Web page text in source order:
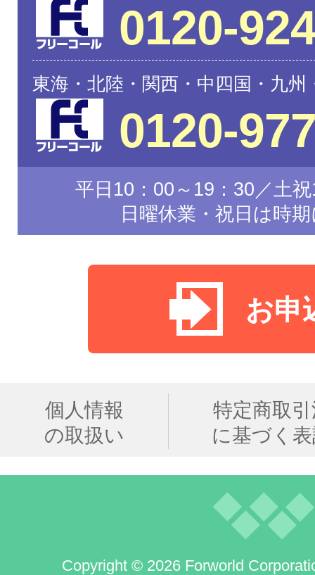
0120-
東海・北陸・関西・中四国・九
0120-
平日10：00～19：30／土
日曜休業・祝日は時
お申
個人情報
の取扱い
特定商取
に基づく
Copyright © 2026 Forworld